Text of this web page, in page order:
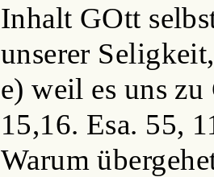
Inhalt GOtt
unserer
e) weil es uns
15,16. Esa. 55,
Warum